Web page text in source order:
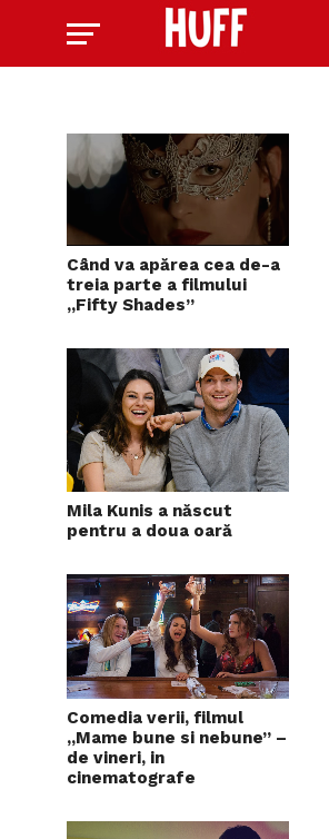
Când va apărea cea de-a
treia parte a filmului
„Fifty Shades”
Mila Kunis a născut
pentru a doua oară
Comedia verii, filmul
,,Mame bune si nebune” –
de vineri, in
cinematografe